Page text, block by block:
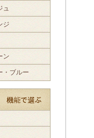
ュ
ジ
ン
・ブルー